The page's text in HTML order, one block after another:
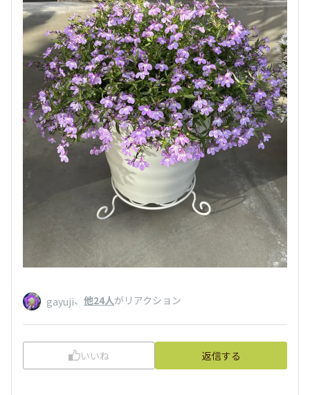
gayuji、 他24人がリアクション
いいね 返信する